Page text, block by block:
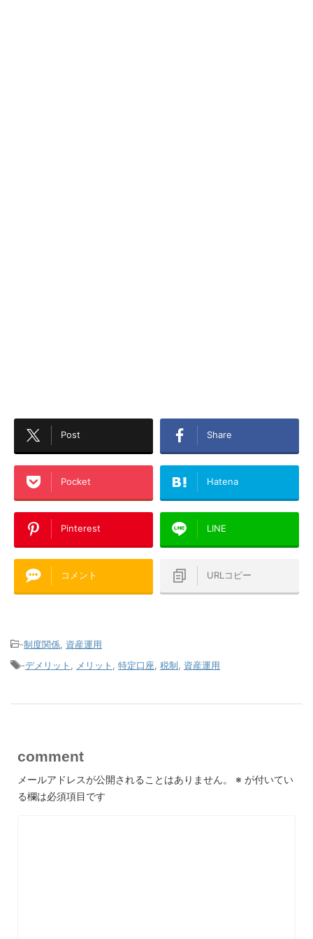
Post Share
Pocket Hatena
Pinterest LINE
コメント URLコピー
-制度関係 資産運用
-デメリット メリット 特定口座 税制 資産運用
comment
メールアドレスが公開されることはありません。 ※ が付いてい
る欄は必須項目です